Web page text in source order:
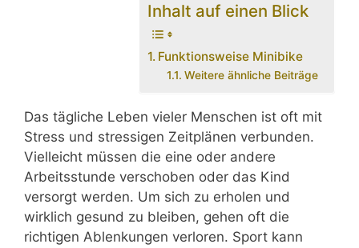
Inhalt auf einen Blick
Funktionsweise Minibike
Weitere ähnliche Beiträge
Das tägliche Leben vieler Menschen ist oft mit
Stress und stressigen Zeitplänen verbunden.
Vielleicht müssen die eine oder andere
Arbeitsstunde verschoben oder das Kind
versorgt werden. Um sich zu erholen und
wirklich gesund zu bleiben, gehen oft die
richtigen Ablenkungen verloren. Sport kann